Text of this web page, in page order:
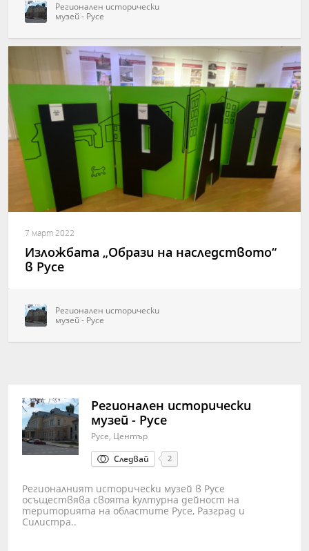
Регионален исторически
музей - Русе
7 март 2022
Изложбата „Образи на наследството“
в Русе
Регионален исторически
музей - Русе
Регионален исторически
музей - Русе
Русе, Център
Следвай
2
Регионалният исторически музей в Русе
осъществява своята културна дейност на
територията на областите Русе, Разград и
Силистра..